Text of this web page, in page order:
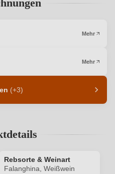
Mehr
Mehr
(+3)
Rebsorte & Weinart
Falanghina, Weißwein